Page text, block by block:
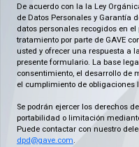
De acuerdo con la la Ley
de Datos Personales y Garantía
datos personales recogidos en
tratamiento por parte de GAVE
usted y ofrecer una respuesta a
presente formulario. La base
consentimiento, el desarrollo de
el cumplimiento de obligaciones
Se podrán ejercer los derechos
portabilidad o limitación
Puede contactar con nuestro
dpd@gave.com.